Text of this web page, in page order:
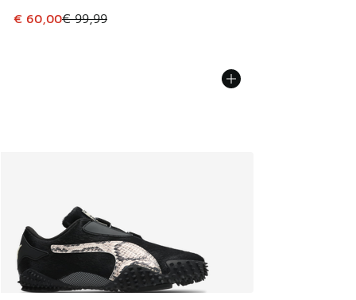
Dit artikel is in de uitverkoop. Dit artikel is in de
€ 60,00€ 99,99